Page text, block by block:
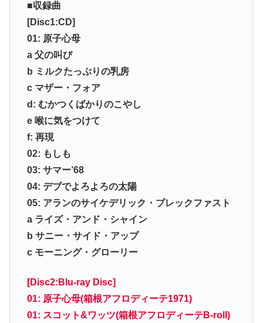
■収録曲
[Disc1:CD]
01: 原子心母
a 父の叫び
b ミルクたっぷりの乳房
c マザー・フォア
d: むかつくばかりのこやし
e 喉に気をつけて
f: 再現
02: もしも
03: サマー’68
04: デブでよろよろの太陽
05: アランのサイケデリック・ブレックファスト
a ライズ・アンド・シャイン
b サニー・サイド・アップ
c モーニング・グローリー
[Disc2:Blu-ray Disc]
01: 原子心母(箱根アフロディーテ1971)
01: スコット&ワッツ(箱根アフロディーテB-roll)